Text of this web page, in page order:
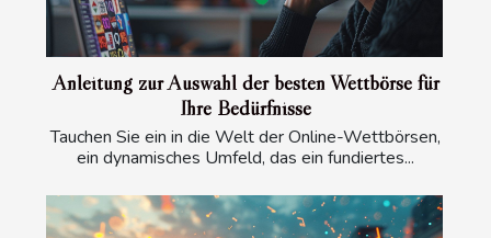
Anleitung zur Auswahl der besten Wettbörse für
Ihre Bedürfnisse
Tauchen Sie ein in die Welt der Online-Wettbörsen,
ein dynamisches Umfeld, das ein fundiertes...